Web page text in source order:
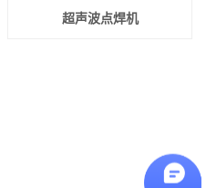
超声波点焊机